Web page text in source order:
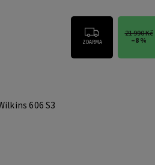
ZDARMA
21 990 Kč
–8 %
606 S3